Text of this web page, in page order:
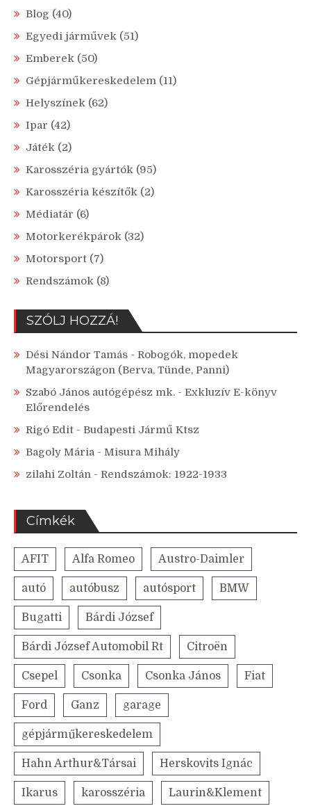
Blog (40)
Egyedi járművek (51)
Emberek (50)
Gépjárműkereskedelem (11)
Helyszínek (62)
Ipar (42)
Játék (2)
Karosszéria gyártók (95)
Karosszéria készítők (2)
Médiatár (6)
Motorkerékpárok (32)
Motorsport (7)
Rendszámok (8)
SZÓLJ HOZZÁ!
Dési Nándor Tamás - Robogók, mopedek
Magyarországon (Berva, Tünde, Panni)
Szabó János autógépész mk. - Exkluzív E-könyv
Előrendelés
Rigó Edit - Budapesti Jármű Ktsz
Bagoly Mária - Misura Mihály
zilahi Zoltán - Rendszámok: 1922-1933
Címkék
AFIT Alfa Romeo Austro-Daimler
autó autóbusz autósport BMW
Bugatti Bárdi József
Bárdi József Automobil Rt Citroën
Csepel Csonka Csonka János Fiat
Ford Ganz garage
gépjárműkereskedelem
Hahn Arthur&Társai Herskovits Ignác
Ikarus karosszéria Laurin&Klement